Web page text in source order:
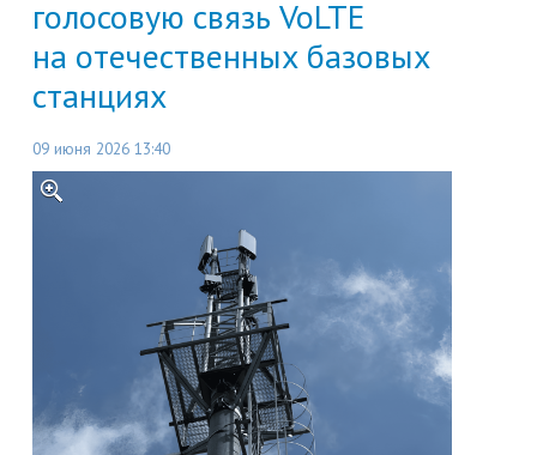
голосовую связь VoLTE
на отечественных базовых
станциях
09 июня 2026 13:40